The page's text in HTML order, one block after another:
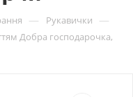
— Рукавички —
Добра господарочка,